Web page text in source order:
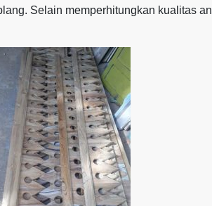
Selain memperhitungkan kualitas